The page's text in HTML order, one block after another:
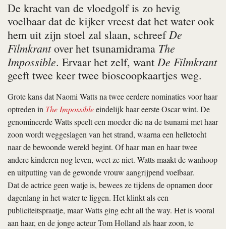
De kracht van de vloedgolf is zo hevig
voelbaar dat de kijker vreest dat het water ook
hem uit zijn stoel zal slaan, schreefDe
Filmkrantover het tsunamidrama The
Impossible. Ervaar het zelf, want De Filmkrant
geeft twee keer twee bioscoopkaartjes weg.
Grote kans dat Naomi Watts na twee eerdere nominaties voor haar
optreden in The Impossibleeindelijk haar eerste Oscar wint. De
genomineerde Watts speelt een moeder die na de tsunami met haar
zoon wordt weggeslagen van het strand, waarna een helletocht
naar de bewoonde wereld begint. Of haar man en haar twee
andere kinderen nog leven, weet ze niet. Watts maakt de wanhoop
en uitputting van de gewonde vrouw aangrijpend voelbaar.
Dat de actrice geen watje is, bewees ze tijdens de opnamen door
dagenlang in het water te liggen. Het klinkt als een
publiciteitspraatje, maar Watts ging echt all the way. Het is vooral
aan haar, en de jonge acteur Tom Holland als haar zoon, te